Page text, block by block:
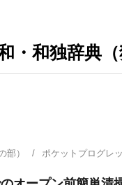
和独辞典（
部） ポケットプログレ